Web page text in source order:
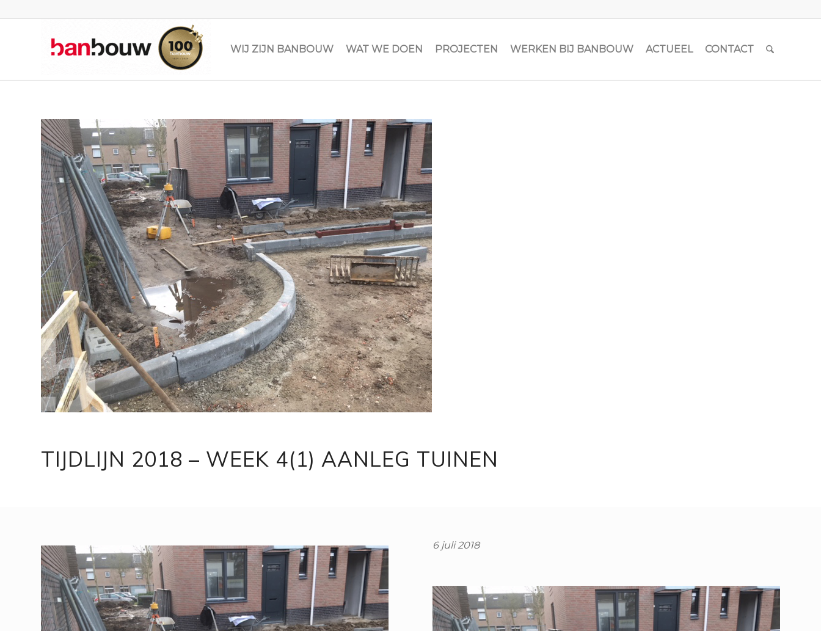
WIJ ZIJN BANBOUW WAT WE DOEN PROJECTEN WERKEN BIJ BANBOUW ACTUEEL CONTACT
TIJDLIJN 2018 – WEEK 4(1) AANLEG TUINEN
6 juli 2018